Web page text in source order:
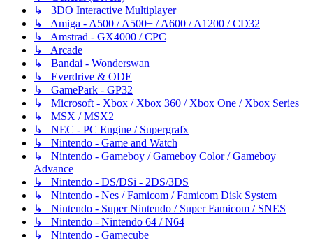
↳ 3DO Interactive Multiplayer
↳ Amiga - A500 / A500+ / A600 / A1200 / CD32
↳ Amstrad - GX4000 / CPC
↳ Arcade
↳ Bandai - Wonderswan
↳ Everdrive & ODE
↳ GamePark - GP32
↳ Microsoft - Xbox / Xbox 360 / Xbox One / Xbox Series
↳ MSX / MSX2
↳ NEC - PC Engine / Supergrafx
↳ Nintendo - Game and Watch
↳ Nintendo - Gameboy / Gameboy Color / Gameboy
Advance
↳ Nintendo - DS/DSi - 2DS/3DS
↳ Nintendo - Nes / Famicom / Famicom Disk System
↳ Nintendo - Super Nintendo / Super Famicom / SNES
↳ Nintendo - Nintendo 64 / N64
↳ Nintendo - Gamecube